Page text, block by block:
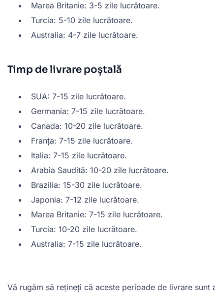
Marea Britanie: 3-5 zile lucrătoare.
Turcia: 5-10 zile lucrătoare.
Australia: 4-7 zile lucrătoare.
Timp de livrare poștală
SUA: 7-15 zile lucrătoare.
Germania: 7-15 zile lucrătoare.
Canada: 10-20 zile lucrătoare.
Franța: 7-15 zile lucrătoare.
Italia: 7-15 zile lucrătoare.
Arabia Saudită: 10-20 zile lucrătoare.
Brazilia: 15-30 zile lucrătoare.
Japonia: 7-12 zile lucrătoare.
Marea Britanie: 7-15 zile lucrătoare.
Turcia: 10-20 zile lucrătoare.
Australia: 7-15 zile lucrătoare.
Vă rugăm să rețineți că aceste perioade de livrare